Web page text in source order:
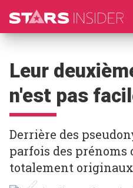
Leur
n'est pas
Derrière des
parfois des prénoms
totalement originaux